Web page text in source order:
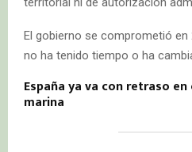
El gobierno se comprometió
no ha tenido tiempo o ha
España ya va con retraso
marina